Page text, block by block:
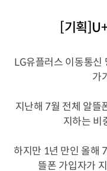
[기획
LG유플러스 이동통신
가
지난해 7월 전체 알뜰
지하는 비
하지만 1년 만인 올해
뜰폰 가입자가